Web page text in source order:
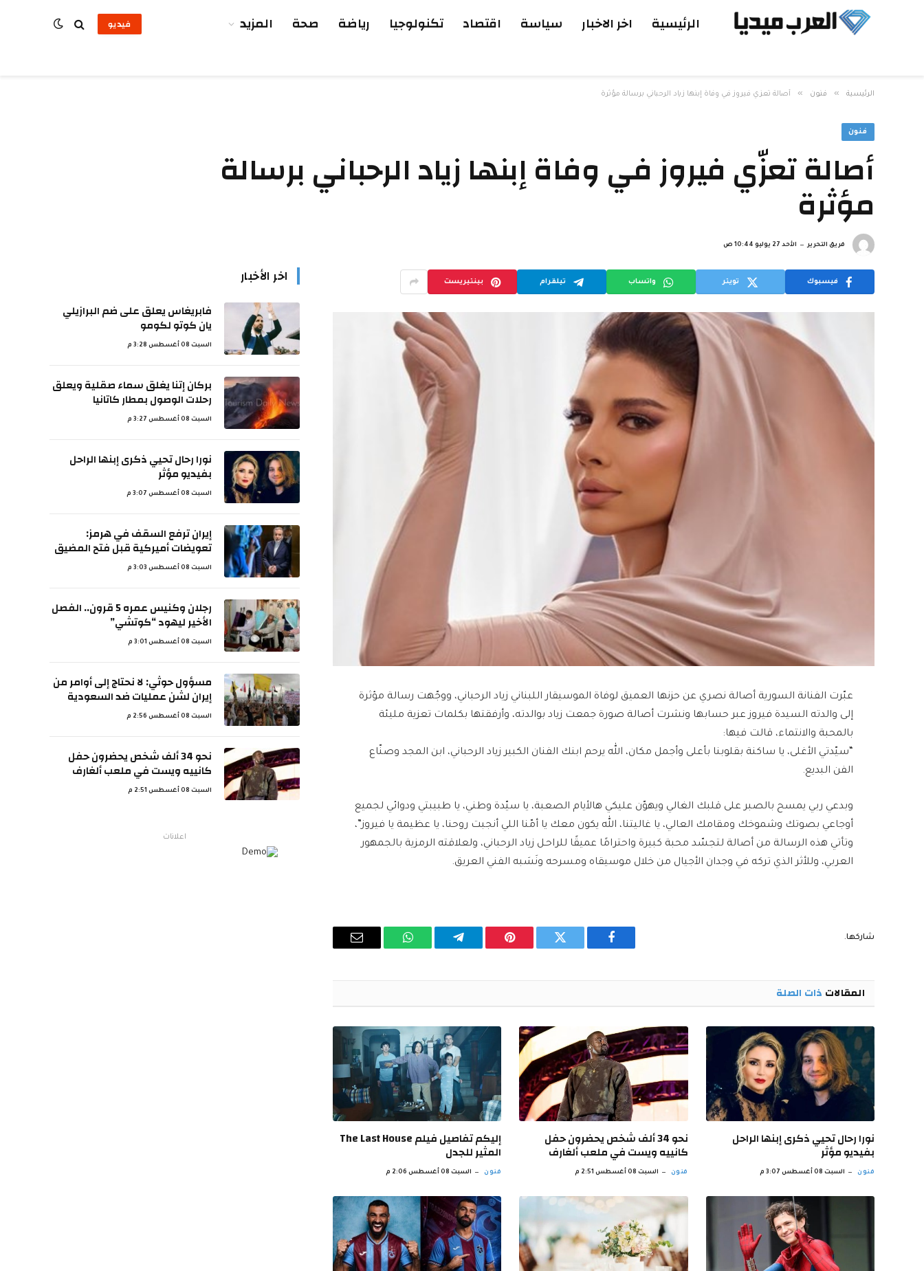
الرئيسية اخر الاخبار سياسة اقتصاد تكنولوجيا رياضة صحة المزيد فيديو
الرئيسية » فنون » أصالة تعزّي فيروز في وفاة إبنها زياد الرحباني برسالة مؤثرة
فنون
أصالة تعزّي فيروز في وفاة إبنها زياد الرحباني برسالة
مؤثرة
فريق التحرير الأحد 27 يوليو 10:44 ص
فيسبوك تويتر واتساب تيلقرام بينتيريست
عبّرت الفنانة السورية أصالة نصري عن حزنها العميق لوفاة الموسيقار اللبناني زياد الرحباني، ووجّهت رسالة مؤثرة
إلى والدته السيدة فيروز عبر حسابها ونشرت أصالة صورة جمعت زياد بوالدته، وأرفقتها بكلمات تعزية مليئة
بالمحبة والانتماء، قالت فيها:
“سيّدتي الأغلى، يا ساكنة بقلوبنا بأعلى وأجمل مكان، الله يرحم ابنك الفنان الكبير زياد الرحباني، ابن المجد وصنّاع
الفن البديع.
وبدعي ربي يمسح بالصبر على قلبك الغالي ويهوّن عليكي هالأيام الصعبة، يا سيّدة وطني، يا طبيبتي ودوائي لجميع
أوجاعي بصوتك وشموخك ومقامك العالي، يا غاليتنا، الله يكون معك يا أمّنا اللي أنجبت روحنا، يا عظيمة يا فيروز”،
وتأتي هذه الرسالة من أصالة لتجسّد محبة كبيرة واحترامًا عميقًا للراحـل زياد الرحباني، ولعلاقته الرمزية بالجمهور
العربي، وللأثر الذي تركه في وجدان الأجيال من خلال موسيقاه ومسرحه ونَسَبه الفني العريق.
شاركها.
فيسبوك تويتر بينتيريستتيلقرام واتساب
البريد
المقالات ذات الصلة
نورا رحال تحيي ذكرى إبنها الراحل
بفيديو مؤثر
فنون السبت 08 أغسطس 3:07 م
نحو 34 ألف شخص يحضرون حفل
كانييه ويست في ملعب ألغارف
فنون السبت 08 أغسطس 2:51 م
إليكم تفاصيل فيلم The Last House
المثير للجدل
فنون السبت 08 أغسطس 2:06 م
اخر الأخبار
فابريغاس يعلق على ضم البرازيلي
يان كوتو لكومو
السبت 08 أغسطس 3:28 م
بركان إتنا يغلق سماء صقلية ويعلق
رحلات الوصول بمطار كاتانيا
السبت 08 أغسطس 3:27 م
نورا رحال تحيي ذكرى إبنها الراحل
بفيديو مؤثر
السبت 08 أغسطس 3:07 م
إيران ترفع السقف في هرمز:
تعويضات أميركية قبل فتح المضيق
السبت 08 أغسطس 3:03 م
رجلان وكنيس عمره 5 قرون.. الفصل
الأخير ليهود “كوتشي”
السبت 08 أغسطس 3:01 م
مسؤول حوثي: لا نحتاج إلى أوامر من
إيران لشن عمليات ضد السعودية
السبت 08 أغسطس 2:56 م
نحو 34 ألف شخص يحضرون حفل
كانييه ويست في ملعب ألغارف
السبت 08 أغسطس 2:51 م
اعلانات